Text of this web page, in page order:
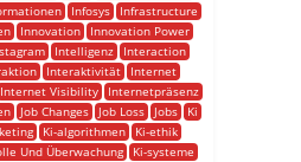
Infosys
Infrastructure
Innovation
Innovation Power
Intelligenz
Interaction
Interaktivität
Internet
Internet Visibility
Internetpräsenz
Job Changes Job Loss Jobs
Ki
Ki-algorithmen
Ki-ethik
Und Überwachung
Ki-systeme